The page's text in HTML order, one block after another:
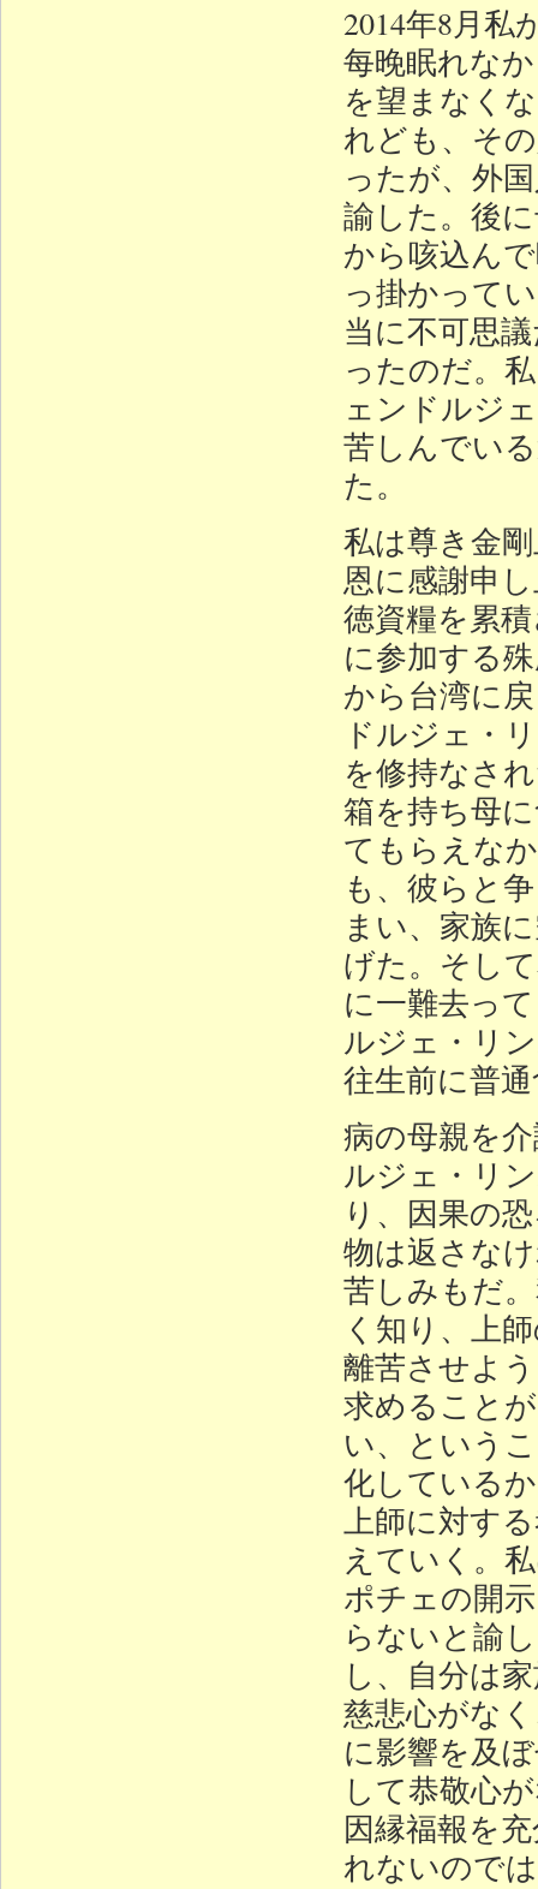
2014年8月私
每晚眠れな
を望まなく
れども、そ
ったが、外
諭した。後
から咳込ん
っ掛かって
当に不可思
ったのだ。
ェンドルジ
苦しんでい
た。
私は尊き金
恩に感謝申
徳資糧を累
に参加する
から台湾に
ドルジェ・
を修持なさ
箱を持ち母
てもらえな
も、彼らと
まい、家族
げた。そし
に一難去っ
ルジェ・リ
往生前に普
病の母親を
ルジェ・リ
り、因果の
物は返さな
苦しみもだ
く知り、上
離苦させよ
求めること
い、という
化している
上師に対す
えていく。
ポチェの開
らないと諭
し、自分は
慈悲心がな
に影響を及
して恭敬心
因縁福報を
れないので